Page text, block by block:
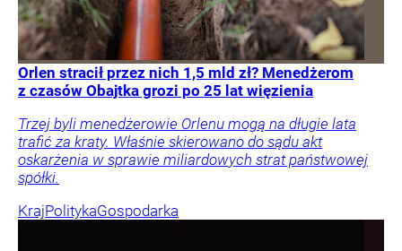
Orlen stracił przez nich 1,5 mld zł? Menedżerom
z czasów Obajtka grozi po 25 lat więzienia
Trzej byli menedżerowie Orlenu mogą na długie lata
trafić za kraty. Właśnie skierowano do sądu akt
oskarżenia w sprawie miliardowych strat państwowej
spółki.
KrajPolitykaGospodarka